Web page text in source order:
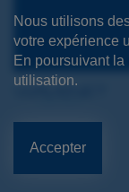
Nous utilisons
votre expérience
En poursuivant
utilisation.
Accepter